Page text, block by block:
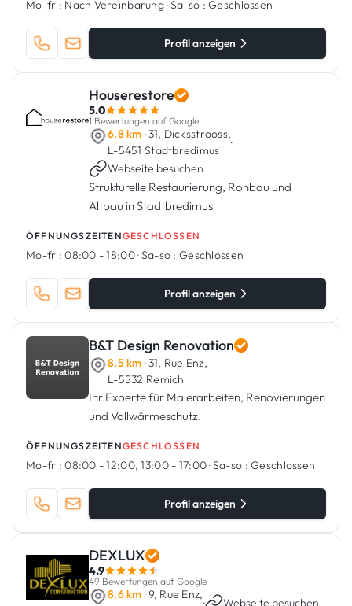
Mo-fr : Nach Vereinbarung·Sa-so : Geschlossen
Profil anzeigen
Houserestore
5.0
1 Bewertungen auf Google
6.8 km · 31, Dicksstrooss,
L-5451 Stadtbredimus
·
Webseite besuchen
Strukturelle Restaurierung, Rohbau und
Altbau in Stadtbredimus
ÖFFNUNGSZEITENGESCHLOSSEN
Mo-fr : 08:00 - 18:00·Sa-so : Geschlossen
Profil anzeigen
B&T Design Renovation
8.5 km · 31, Rue Enz,
L-5532 Remich
Ihr Experte für Malerarbeiten, Renovierungen
und Vollwärmeschutz.
ÖFFNUNGSZEITENGESCHLOSSEN
Mo-fr : 08:00 - 12:00, 13:00 - 17:00·Sa-so : Geschlossen
Profil anzeigen
DEXLUX
4.9
49 Bewertungen auf Google
8.6 km · 9, Rue Enz,
· Webseite besuchen